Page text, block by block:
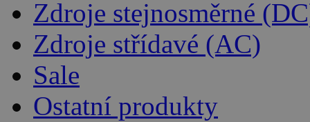
Zdroje stejnosměrné
Zdroje střídavé (AC)
Sale
Ostatní produkty